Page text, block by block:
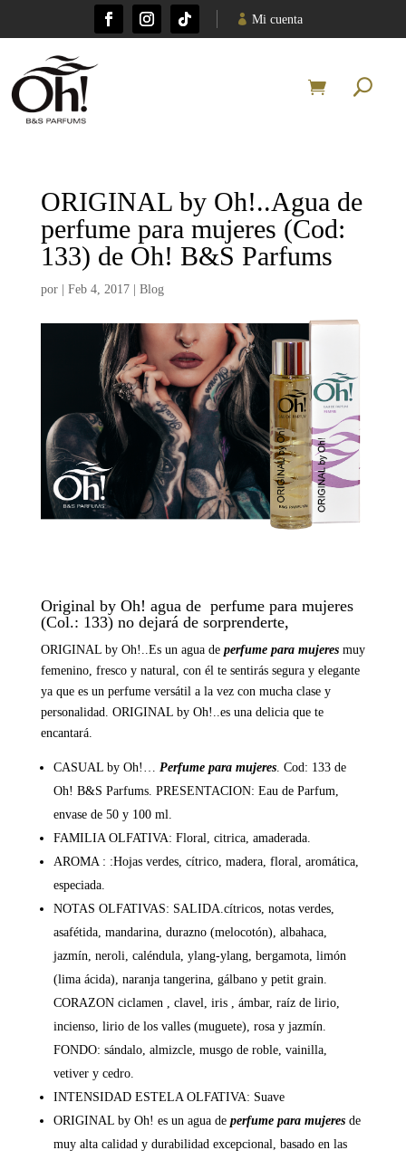
Mi cuenta
ORIGINAL by Oh!..Agua de
perfume para mujeres (Cod:
133) de Oh! B&S Parfums
por | Feb 4, 2017| Blog
Original by Oh! agua de perfume para mujeres
(Col.: 133) no dejará de sorprenderte,
ORIGINAL by Oh!..Es un agua de perfume para mujeresmuy
femenino, fresco y natural, con él te sentirás segura y elegante
ya que es un perfume versátil a la vez con mucha clase y
personalidad. ORIGINAL by Oh!..es una delicia que te
encantará.
CASUAL by Oh!… Perfume para mujeres. Cod: 133 de
Oh! B&S Parfums. PRESENTACION: Eau de Parfum,
envase de 50 y 100 ml.
FAMILIA OLFATIVA: Floral, citrica, amaderada.
AROMA : :Hojas verdes, cítrico, madera, floral, aromática,
especiada.
NOTAS OLFATIVAS: SALIDA.cítricos, notas verdes,
asafétida, mandarina, durazno (melocotón), albahaca,
jazmín, neroli, caléndula, ylang-ylang, bergamota, limón
(lima ácida), naranja tangerina, gálbano y petit grain.
CORAZON ciclamen , clavel, iris , ámbar, raíz de lirio,
incienso, lirio de los valles (muguete), rosa y jazmín.
FONDO: sándalo, almizcle, musgo de roble, vainilla,
vetiver y cedro.
INTENSIDAD ESTELA OLFATIVA: Suave
ORIGINAL by Oh! es un agua de perfume para mujeres de
muy alta calidad y durabilidad excepcional, basado en las